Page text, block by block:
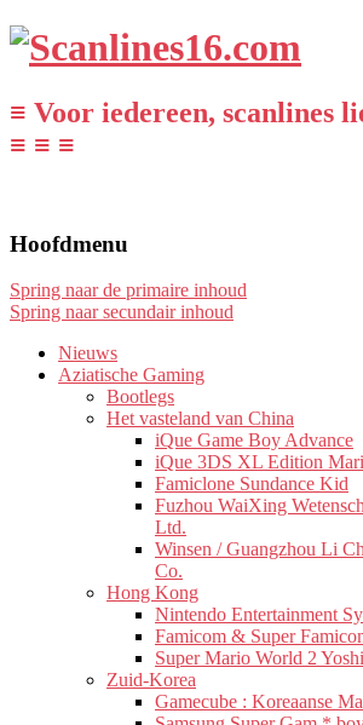
≡ Voor iedereen, scanlines
≡ ≡ ≡
Hoofdmenu
Spring naar de primaire inhoud
Spring naar secundair inhoud
Nieuws
Aziatische Gaming
Bootlegs
Het vasteland van China
iQue Game Boy Advance
iQue 3DS XL Edition
Famiclone Sundance Kid
Fuzhou WaiXing
Ltd.
Winsen / Guangzhou Li
Co.
Hong Kong
Nintendo Entertainment
Famicom & Super
Super Mario World 2
Zuid-Korea
Gamecube : Koreaanse